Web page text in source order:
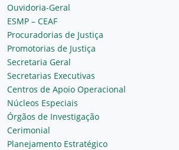
Ouvidoria-Geral
ESMP – CEAF
Procuradorias de Justiça
Promotorias de Justiça
Secretaria Geral
Secretarias Executivas
Centros de Apoio Operacional
Núcleos Especiais
Órgãos de Investigação
Cerimonial
Planejamento Estratégico